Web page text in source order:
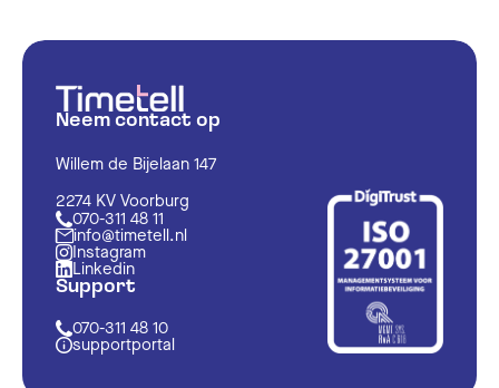
Neem contact op
Willem de Bijelaan 147
2274 KV Voorburg
070-311 48 11
info@timetell.nl
Instagram
Linkedin
Support
070-311 48 10
supportportal